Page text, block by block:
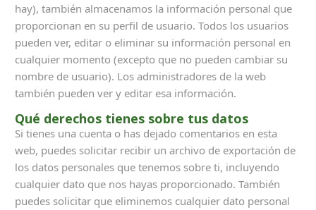
hay), también almacenamos la información personal que
proporcionan en su perfil de usuario. Todos los usuarios
pueden ver, editar o eliminar su información personal en
cualquier momento (excepto que no pueden cambiar su
nombre de usuario). Los administradores de la web
también pueden ver y editar esa información.
Qué derechos tienes sobre tus datos
Si tienes una cuenta o has dejado comentarios en esta
web, puedes solicitar recibir un archivo de exportación de
los datos personales que tenemos sobre ti, incluyendo
cualquier dato que nos hayas proporcionado. También
puedes solicitar que eliminemos cualquier dato personal